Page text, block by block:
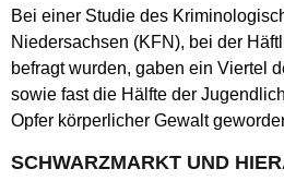
Bei einer Studie des
Niedersachsen (KFN), bei der
befragt wurden, gaben ein Viertel
sowie fast die Hälfte der
Opfer körperlicher Gewalt
SCHWARZMARKT UND